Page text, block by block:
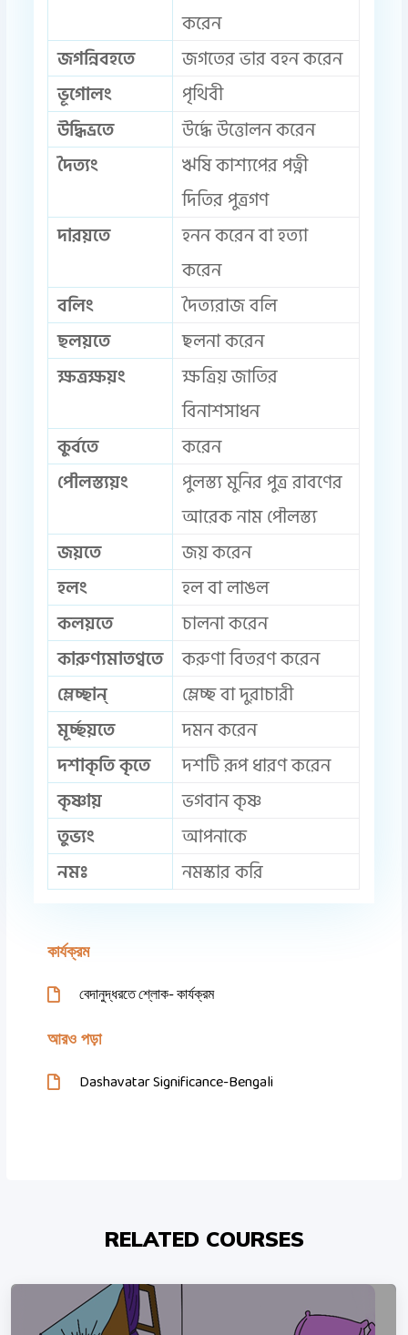
করেন
জগন্নিবহতে
জগতের ভার বহন করেন
ভূগোলং
পৃথিবী
উদ্ধিভ্রতে
উর্দ্ধে উত্তোলন করেন
দৈত্যং
ঋষি কাশ্যপের পত্নী
দিতির পুত্রগণ
দারয়তে
হনন করেন বা হত্যা
করেন
বলিং
দৈত্যরাজ বলি
ছলয়তে
ছলনা করেন
ক্ষত্রক্ষয়ং
ক্ষত্রিয় জাতির
বিনাশ‌সাধন
কুর্বতে
করেন
পৌলস্ত্যয়ং
পুলস্ত্য মুনির পুত্র রাবণের
আরেক নাম পৌলস্ত্য
জয়তে
জয় করেন
হলং
হল বা লাঙল
কলয়তে
চালনা করেন
কারুণ্যমাতণ্বতে
করুণা বিতরণ করেন
ম্লেচ্ছান্
ম্লেচ্ছ বা দুরাচারী
মূর্চ্ছয়তে
দমন করেন
দশাকৃতি কৃতে
দশটি রূপ ধারণ করেন
কৃষ্ণায়
ভগবান কৃষ্ণ
তুভ্যং
আপনাকে
নমঃ
নমস্কার করি
কার্যক্রম
বেদানুদ্ধরতে শ্লোক- কার্যক্রম
আরও পড়া
Dashavatar Significance-Bengali
RELATED COURSES